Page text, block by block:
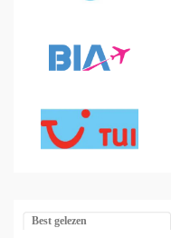
Best gelezen